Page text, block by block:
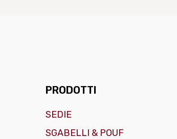
PRODOTTI
SEDIE
SGABELLI & POUF